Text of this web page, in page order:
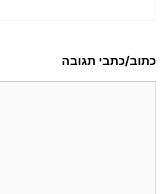
כתוב/כתבי תגובה